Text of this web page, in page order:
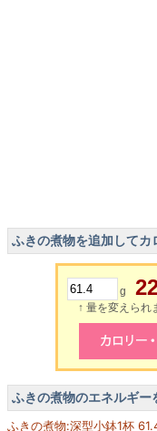
ふきの煮物を追加してカ
g
↑ 量を変えられ
ふきの煮物のエネルギ
ふきの煮物:深型小鉢1杯